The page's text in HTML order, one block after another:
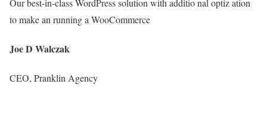
Our best-in-class WordPress solution with additio nal optiz ation
to make an running a WooCommerce
Joe D Walczak
CEO, Pranklin Agency